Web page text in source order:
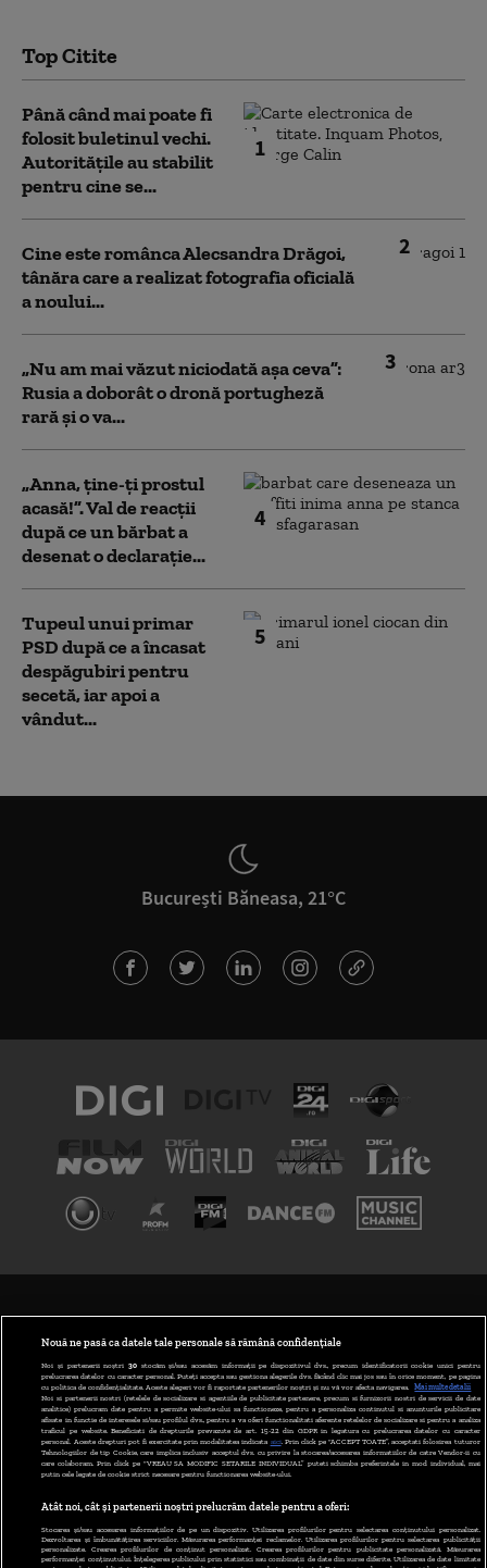
Top Citite
1
Până când mai poate fi
folosit buletinul vechi.
Autoritățile au stabilit
pentru cine se...
2
Cine este românca Alecsandra Drăgoi,
tânăra care a realizat fotografia oficială
a noului...
3
„Nu am mai văzut niciodată așa ceva”:
Rusia a doborât o dronă portugheză
rară și o va...
4
„Anna, ţine-ţi prostul
acasă!”. Val de reacții
după ce un bărbat a
desenat o declarație...
5
Tupeul unui primar
PSD după ce a încasat
despăgubiri pentru
secetă, iar apoi a
vândut...
București Băneasa, 21°C
ABONARE DIGI TV
GESTIONAȚI PREFERINȚELE
CODUL DIGI24
CAMERE WEB
CONTACT/INFO
Nouă ne pasă ca datele tale personale să rămână confidențiale
Noi și partenerii noștri 30stocăm și/sau accesăm informații pe dispozitivul dvs., precum identificatorii cookie unici pentru
prelucrarea datelor cu caracter personal. Puteți accepta sau gestiona alegerile dvs. făcând clic mai jos sau în orice moment, pe pagina
cu politica de confidențialitate. Aceste alegeri vor fi raportate partenerilor noștri și nu vă vor afecta navigarea.
Mai multe detalii
Noi si partenerii nostri (retelele de socializare si agentiile de publicitate partenere, precum si furnizorii nostri de servicii de date
analitice) prelucram date pentru a permite website-ului sa functioneze, pentru a personaliza continutul si anunturile publicitare
afisate in functie de interesele si/sau profilul dvs., pentru a va oferi functionalitati aferente retelelor de socializare si pentru a analiza
traficul pe website. Beneficiati de drepturile prevazute de art. 15-22 din GDPR in legatura cu prelucrarea datelor cu caracter
personal. Aceste drepturi pot fi exercitate prin modalitatea indicata aici. Prin click pe “ACCEPT TOATE”, acceptati folosirea tuturor
Tehnologiilor de tip Cookie, care implica inclusiv acceptul dvs. cu privire la stocarea/accesarea informatiilor de catre Vendor-ii cu
care colaboram. Prin click pe “VREAU SA MODIFIC SETARILE INDIVIDUAL” puteti schimba preferintele in mod individual, mai
putin cele legate de cookie strict necesare pentru functionarea website-ului.
Atât noi, cât și partenerii noștri prelucrăm datele pentru a oferi:
Stocarea și/sau accesarea informațiilor de pe un dispozitiv. Utilizarea profilurilor pentru selectarea conținutului personalizat.
Dezvoltarea și îmbunătățirea serviciilor. Măsurarea performanței reclamelor. Utilizarea profilurilor pentru selectarea publicității
personalizate. Crearea profilurilor de conținut personalizat. Crearea profilurilor pentru publicitate personalizată. Măsurarea
performanței conținutului. Înțelegerea publicului prin statistici sau combinații de date din surse diferite. Utilizarea de date limitate